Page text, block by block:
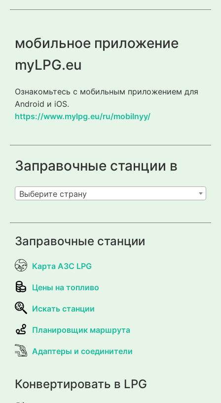
мобильное приложение
myLPG.eu
Ознакомьтесь с мобильным приложением для
Android и iOS.
https://www.mylpg.eu/ru/mobilnyy/
Заправочные станции в
Выберите страну
Заправочные станции
Карта АЗС LPG
Цены на топливо
Искать станции
Планировщик маршрута
Адаптеры и соединители
Конвертировать в LPG